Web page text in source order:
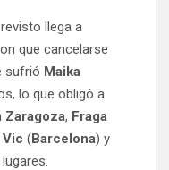
llega a
que cancelarse
sufrió Maika
lo que obligó a
Zaragoza, Fraga
Vic (Barcelona) y